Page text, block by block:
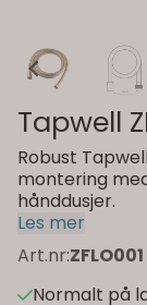
Tapwell
Robust
montering
hånddusjer.
Les mer
Art.nr:ZFLO001
Normalt på